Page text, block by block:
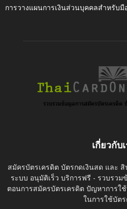
การวางแผนการเงินส่วนบุคคลสำหรับมื
เกี่ยวกับ
สมัครบัตรเครดิต บัตรกดเงินสด และ
ระบบ อนุมัติเร็ว บริการฟรี - รวบรว
ตอนการสมัครบัตรเครดิต ปัญหาการใ
ในการใช้บัตร